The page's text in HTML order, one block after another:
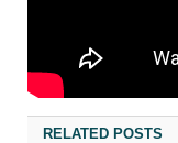
RELATED POSTS